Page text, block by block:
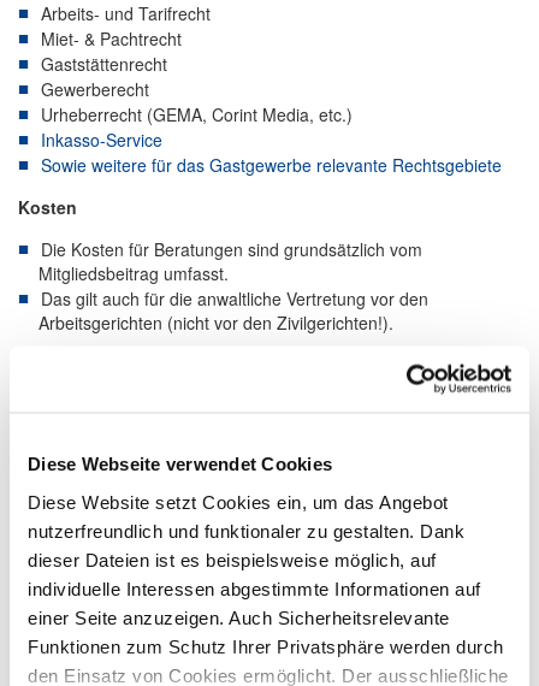
Diese Webseite verwendet Cookies
Diese Website setzt Cookies ein, um das Angebot
nutzerfreundlich und funktionaler zu gestalten. Dank
dieser Dateien ist es beispielsweise möglich, auf
individuelle Interessen abgestimmte Informationen auf
einer Seite anzuzeigen. Auch Sicherheitsrelevante
Funktionen zum Schutz Ihrer Privatsphäre werden durch
den Einsatz von Cookies ermöglicht. Der ausschließliche
Arbeits- und Tarifrecht
Miet- & Pachtrecht
Gaststättenrecht
Gewerberecht
Urheberrecht (GEMA, Corint Media, etc.)
Inkasso-Service
Sowie weitere für das Gastgewerbe relevante Rechtsgebiete
Kosten
Die Kosten für Beratungen sind grundsätzlich vom
Mitgliedsbeitrag umfasst.
Das gilt auch für die anwaltliche Vertretung vor den
Arbeitsgerichten (nicht vor den Zivilgerichten!).
Fragen Sie uns. In DEHOGA-Center Neuss finden Sie Ihre
Neue Coronaschutzverordnung: An Regeln der
Bundes-Notbremse angepasst
15.04.2021
Ab dem 24. April gilt eine neue
Coronaschutzverordnung (hier geht's
zur Verordnung). Das Land NRW hat
die Verordnung an die Regeln der... mehr